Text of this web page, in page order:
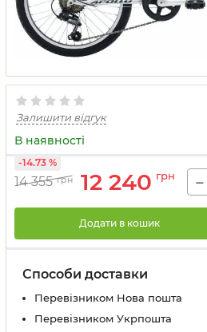
Залишити відгук
В наявності
14 355 грн 12 240 грн
-14.73 %
−
Додати в кошик
Способи доставки
Перевізником Нова пошта
Перевізником Укрпошта